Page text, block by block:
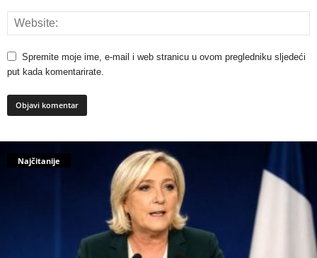
Spremite moje ime, e-mail i web stranicu u ovom pregledniku sljedeći
put kada komentarirate.
Najčitanije